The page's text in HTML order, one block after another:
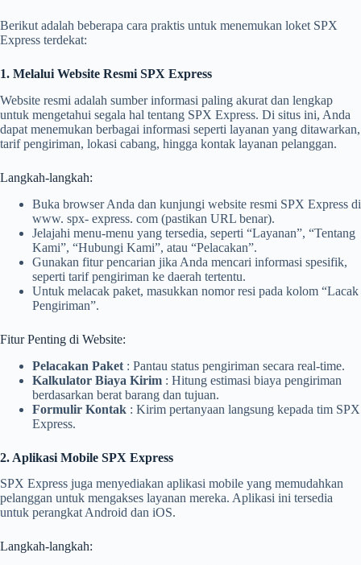
Berikut adalah beberapa cara praktis untuk menemukan loket SPX
Express terdekat:
1. Melalui Website Resmi SPX Express
Website resmi adalah sumber informasi paling akurat dan lengkap
untuk mengetahui segala hal tentang SPX Express. Di situs ini, Anda
dapat menemukan berbagai informasi seperti layanan yang ditawarkan,
tarif pengiriman, lokasi cabang, hingga kontak layanan pelanggan.
Langkah-langkah:
Buka browser Anda dan kunjungi website resmi SPX Express di
www. spx- express. com (pastikan URL benar).
Jelajahi menu-menu yang tersedia, seperti “Layanan”, “Tentang
Kami”, “Hubungi Kami”, atau “Pelacakan”.
Gunakan fitur pencarian jika Anda mencari informasi spesifik,
seperti tarif pengiriman ke daerah tertentu.
Untuk melacak paket, masukkan nomor resi pada kolom “Lacak
Pengiriman”.
Fitur Penting di Website:
Pelacakan Paket : Pantau status pengiriman secara real-time.
Kalkulator Biaya Kirim : Hitung estimasi biaya pengiriman
berdasarkan berat barang dan tujuan.
Formulir Kontak : Kirim pertanyaan langsung kepada tim SPX
Express.
2. Aplikasi Mobile SPX Express
SPX Express juga menyediakan aplikasi mobile yang memudahkan
pelanggan untuk mengakses layanan mereka. Aplikasi ini tersedia
untuk perangkat Android dan iOS.
Langkah-langkah: